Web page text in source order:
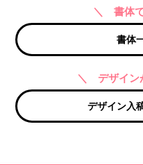
＼ 書体
書体
＼ デザイン
デザイン入